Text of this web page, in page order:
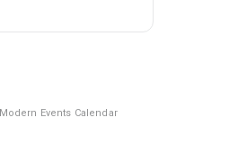
Modern Events Calendar